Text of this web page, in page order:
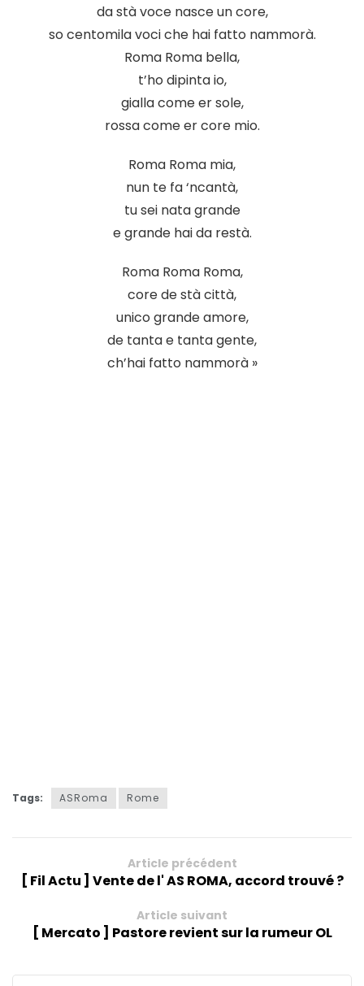
da stà voce nasce un core,
so centomila voci che hai fatto nammorà.
Roma Roma bella,
t’ho dipinta io,
gialla come er sole,
rossa come er core mio.
Roma Roma mia,
nun te fa ‘ncantà,
tu sei nata grande
e grande hai da restà.
Roma Roma Roma,
core de stà città,
unico grande amore,
de tanta e tanta gente,
ch’hai fatto nammorà »
Tags: ASRoma Rome
Article précédent
[ Fil Actu ] Vente de l' AS ROMA, accord trouvé ?
Article suivant
[ Mercato ] Pastore revient sur la rumeur OL